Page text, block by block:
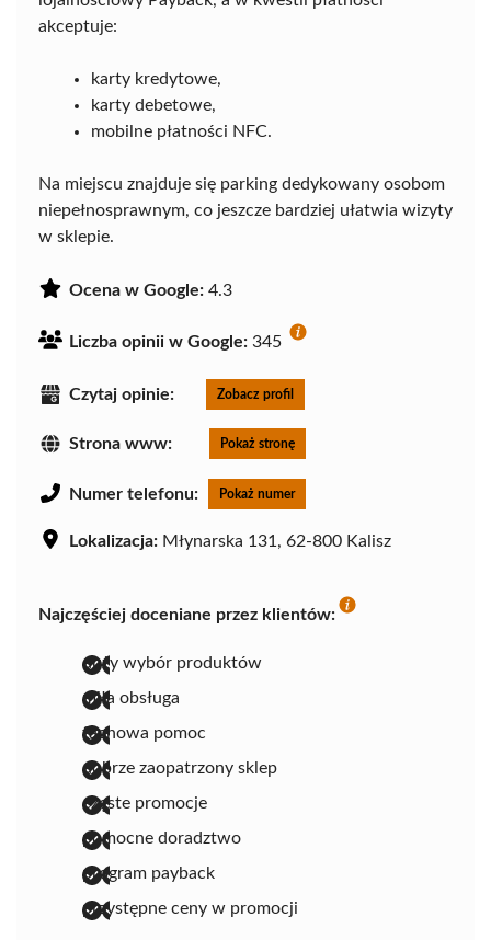
akceptuje:
karty kredytowe,
karty debetowe,
mobilne płatności NFC.
Na miejscu znajduje się parking dedykowany osobom
niepełnosprawnym, co jeszcze bardziej ułatwia wizyty
w sklepie.
Ocena w Google: 4.3
Liczba opinii w Google: 345
Czytaj opinie: Zobacz profil
Strona www: Pokaż stronę
Numer telefonu: Pokaż numer
Lokalizacja: Młynarska 131, 62-800 Kalisz
Najczęściej doceniane przez klientów:
duży wybór produktów
miła obsługa
fachowa pomoc
dobrze zaopatrzony sklep
częste promocje
pomocne doradztwo
program payback
przystępne ceny w promocji